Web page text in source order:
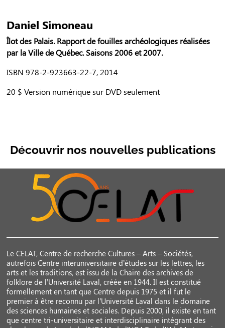
Daniel Simoneau
Îlot des Palais. Rapport de fouilles archéologiques réalisées
par la Ville de Québec. Saisons 2006 et 2007.
ISBN 978-2-923663-22-7, 2014
20 $ Version numérique sur DVD seulement
Découvrir nos nouvelles publications
Le CELAT, Centre de recherche Cultures – Arts – Sociétés,
autrefois Centre interuniversitaire d’études sur les lettres, les
arts et les traditions, est issu de la Chaire des archives de
folklore de l’Université Laval, créée en 1944. Il est constitué
formellement en tant que Centre depuis 1975 et il fut le
premier à être reconnu par l’Université Laval dans le domaine
des sciences humaines et sociales. Depuis 2000, il existe en tant
que centre tri-universitaire et interdisciplinaire intégrant des